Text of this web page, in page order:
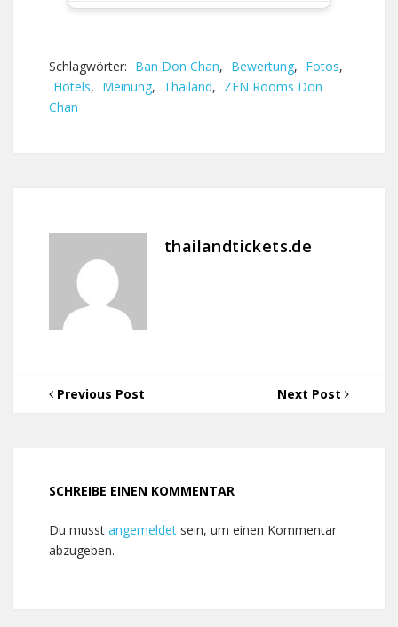
Schlagwörter: Ban Don Chan, Bewertung, Fotos,
Hotels, Meinung, Thailand, ZEN Rooms Don
Chan
thailandtickets.de
Previous Post Next Post
SCHREIBE EINEN KOMMENTAR
Du musst angemeldet sein, um einen Kommentar
abzugeben.